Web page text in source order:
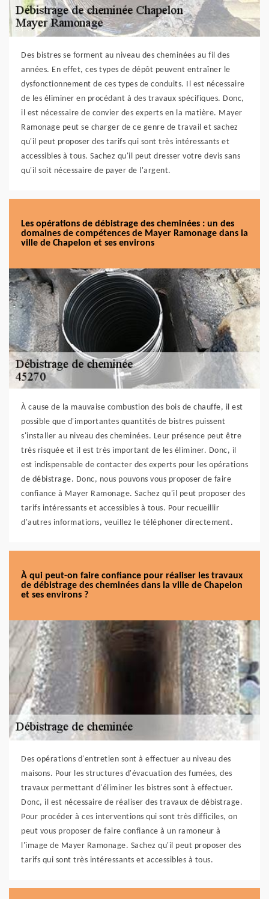
Des bistres se forment au niveau des cheminées au fil des
années. En effet, ces types de dépôt peuvent entraîner le
dysfonctionnement de ces types de conduits. Il est nécessaire
de les éliminer en procédant à des travaux spécifiques. Donc,
il est nécessaire de convier des experts en la matière. Mayer
Ramonage peut se charger de ce genre de travail et sachez
qu'il peut proposer des tarifs qui sont très intéressants et
accessibles à tous. Sachez qu'il peut dresser votre devis sans
qu'il soit nécessaire de payer de l'argent.
Les opérations de débistrage des cheminées : un des
domaines de compétences de Mayer Ramonage dans la
ville de Chapelon et ses environs
À cause de la mauvaise combustion des bois de chauffe, il est
possible que d'importantes quantités de bistres puissent
s'installer au niveau des cheminées. Leur présence peut être
très risquée et il est très important de les éliminer. Donc, il
est indispensable de contacter des experts pour les opérations
de débistrage. Donc, nous pouvons vous proposer de faire
confiance à Mayer Ramonage. Sachez qu'il peut proposer des
tarifs intéressants et accessibles à tous. Pour recueillir
d'autres informations, veuillez le téléphoner directement.
À qui peut-on faire confiance pour réaliser les travaux
de débistrage des cheminées dans la ville de Chapelon
et ses environs ?
Des opérations d'entretien sont à effectuer au niveau des
maisons. Pour les structures d'évacuation des fumées, des
travaux permettant d'éliminer les bistres sont à effectuer.
Donc, il est nécessaire de réaliser des travaux de débistrage.
Pour procéder à ces interventions qui sont très difficiles, on
peut vous proposer de faire confiance à un ramoneur à
l'image de Mayer Ramonage. Sachez qu'il peut proposer des
tarifs qui sont très intéressants et accessibles à tous.